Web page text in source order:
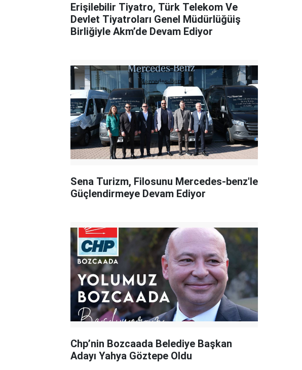
Erişilebilir Tiyatro, Türk Telekom Ve
Devlet Tiyatroları Genel Müdürlüğüiş
Birliğiyle Akm’de Devam Ediyor
Sena Turizm, Filosunu Mercedes-benz'le
Güçlendirmeye Devam Ediyor
Chp’nin Bozcaada Belediye Başkan
Adayı Yahya Göztepe Oldu